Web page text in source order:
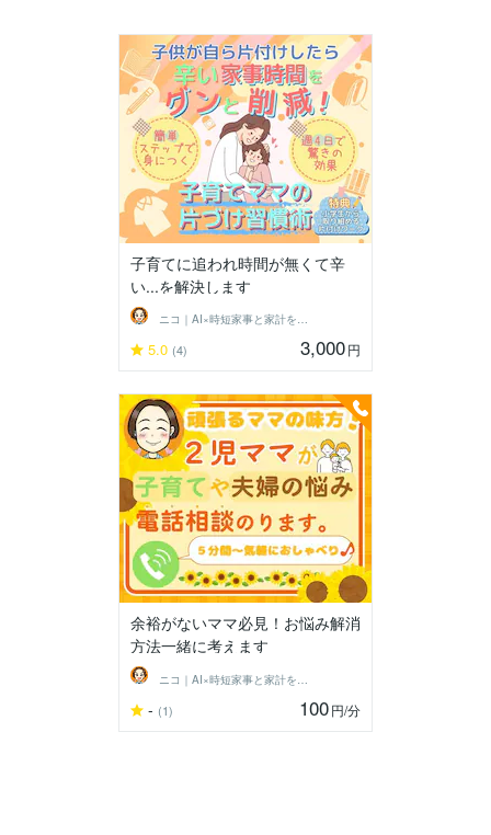
子育てに追われ時間が無くて辛
い...を解決します
ニコ｜AI×時短家事と家計を整えるママ
5.0 (4) 3,000円
余裕がないママ必見！お悩み解消
方法一緒に考えます
- (1) 100円/分